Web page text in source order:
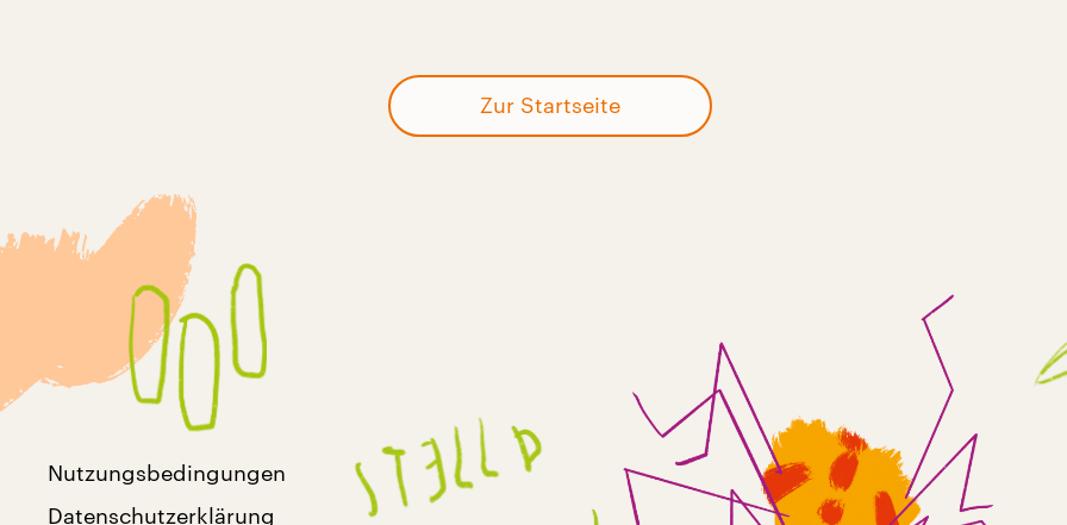
Zur Startseite
Nutzungsbedingungen
Datenschutzerklärung